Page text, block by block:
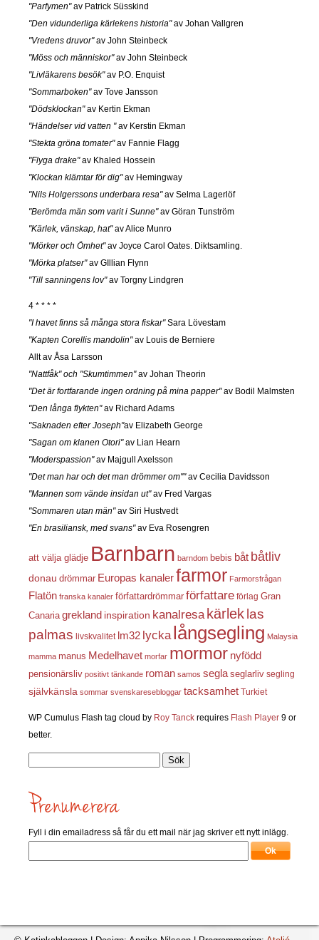
"Parfymen"av Patrick Süsskind
"Den vidunderliga kärlekens historia"av Johan Vallgren
"Vredens druvor"av John Steinbeck
"Möss och människor"av John Steinbeck
"Livläkarens besök"av P.O. Enquist
"Sommarboken"av Tove Jansson
"Dödsklockan"av Kertin Ekman
"Händelser vid vatten "av Kerstin Ekman
"Stekta gröna tomater"av Fannie Flagg
"Flyga drake"av Khaled Hossein
"Klockan klämtar för dig"av Hemingway
"Nils Holgerssons underbara resa"av Selma Lagerlöf
"Berömda män som varit i Sunne"av Göran Tunström
"Kärlek, vänskap, hat"av Alice Munro
"Mörker och Ömhet"av Joyce Carol Oates. Diktsamling.
"Mörka platser"av GIllian Flynn
"Till sanningens lov"av Torgny Lindgren
4 * * * *
"I havet finns så många stora fiskar"Sara Lövestam
"Kapten Corellis mandolin"av Louis de Berniere
Allt av Åsa Larsson
"Nattfåk" och "Skumtimmen"av Johan Theorin
"Det är fortfarande ingen ordning på mina papper"av Bodil Malmsten
"Den långa flykten"av Richard Adams
"Saknaden efter Joseph"av Elizabeth George
"Sagan om klanen Otori"av Lian Hearn
"Moderspassion"av Majgull Axelsson
"Det man har och det man drömmer om""av Cecilia Davidsson
"Mannen som vände insidan ut"av Fred Vargas
"Sommaren utan män"av Siri Hustvedt
"En brasiliansk, med svans"av Eva Rosengren
att välja glädje Barnbarn barndom bebis båt båtliv
donau drömmar Europas kanalerfarmor Farmorsfrågan
Flatön franska kanaler författardrömmar författare förlag Gran
Canaria grekland inspiration kanalresa kärleklas
palmas livskvalitet lm32 lycka långsegling Malaysia
mamma manus Medelhavet morfar mormor nyfödd
pensionärsliv positivt tänkande roman samos segla seglarliv segling
självkänsla sommar svenskaresebloggar tacksamhet Turkiet
WP Cumulus Flash tag cloud by Roy Tanck requires Flash Player 9 or
better.
Fyll i din emailadress så får du ett mail när jag skriver ett nytt inlägg.